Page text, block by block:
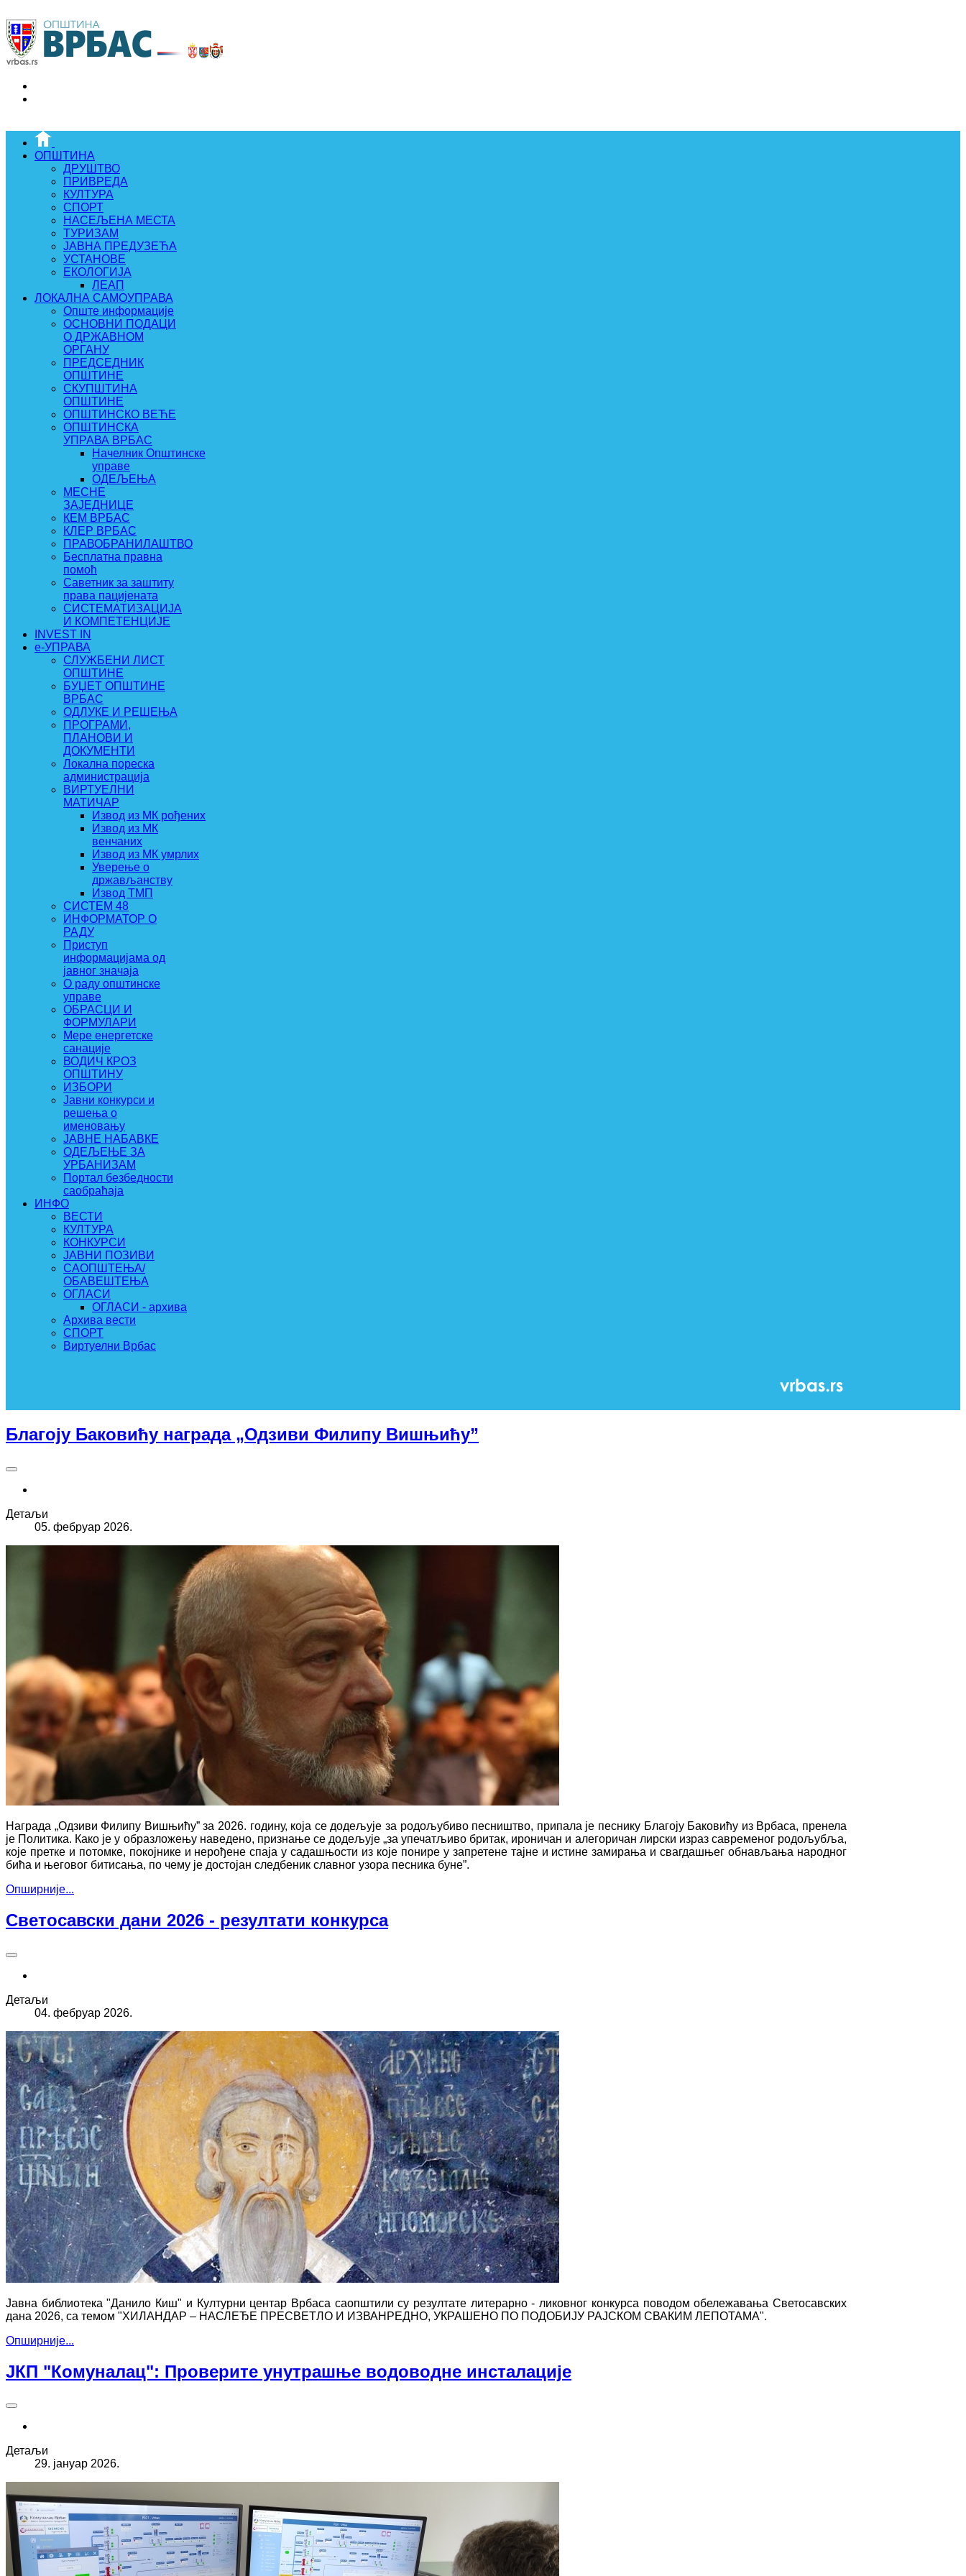
ОПШТИНА
ДРУШТВО
ПРИВРЕДА
КУЛТУРА
СПОРТ
НАСЕЉЕНА МЕСТА
ТУРИЗАМ
ЈАВНА ПРЕДУЗЕЋА
УСТАНОВЕ
ЕКОЛОГИЈА
ЛЕАП
ЛОКАЛНА САМОУПРАВА
Опште информације
ОСНОВНИ ПОДАЦИ
О ДРЖАВНОМ
ОРГАНУ
ПРЕДСЕДНИК
ОПШТИНЕ
СКУПШТИНА
ОПШТИНЕ
ОПШТИНСКО ВЕЋЕ
ОПШТИНСКА
УПРАВА ВРБАС
Начелник Општинске
управе
ОДЕЉЕЊА
МЕСНЕ
ЗАЈЕДНИЦЕ
КЕМ ВРБАС
КЛЕР ВРБАС
ПРАВОБРАНИЛАШТВО
Бесплатна правна
помоћ
Саветник за заштиту
права пацијената
СИСТЕМАТИЗАЦИЈА
И КОМПЕТЕНЦИЈЕ
INVEST IN
e-УПРАВА
СЛУЖБЕНИ ЛИСТ
ОПШТИНЕ
БУЏЕТ ОПШТИНЕ
ВРБАС
ОДЛУКЕ И РЕШЕЊА
ПРОГРАМИ,
ПЛАНОВИ И
ДОКУМЕНТИ
Локална пореска
администрација
ВИРТУЕЛНИ
МАТИЧАР
Извод из МК рођених
Извод из МК
венчаних
Извод из МК умрлих
Уверење о
држављанству
Извод ТМП
СИСТЕМ 48
ИНФОРМАТОР О
РАДУ
Приступ
информацијама од
јавног значаја
О раду општинске
управе
ОБРАСЦИ И
ФОРМУЛАРИ
Мере енергетске
санације
ВОДИЧ КРОЗ
ОПШТИНУ
ИЗБОРИ
Јавни конкурси и
решења о
именовању
ЈАВНЕ НАБАВКЕ
ОДЕЉЕЊЕ ЗА
УРБАНИЗАМ
Портал безбедности
саобраћаја
ИНФО
ВЕСТИ
КУЛТУРА
КОНКУРСИ
ЈАВНИ ПОЗИВИ
САОПШТЕЊА/
ОБАВЕШТЕЊА
ОГЛАСИ
ОГЛАСИ - архива
Архива вести
СПОРТ
Виртуелни Врбас
Благоју Баковићу награда „Одзиви Филипу Вишњићу”
Детаљи
05. фебруар 2026.
Награда „Одзиви Филипу Вишњићу” за 2026. годину, која се додељује за родољубиво песништво, припала је песнику Благоју Баковићу из Врбаса, пренела
је Политика. Како је у образложењу наведено, признање се додељује „за упечатљиво бритак, ироничан и алегоричан лирски израз савременог родољубља,
које претке и потомке, покојнике и нерођене спаја у садашњости из које понире у запретене тајне и истине замирања и свагдашњег обнављања народног
бића и његовог битисања, по чему је достојан следбеник славног узора песника буне”.
Опширније...
Светосавски дани 2026 - резултати конкурса
Детаљи
04. фебруар 2026.
Јавна библиотека "Данило Киш" и Културни центар Врбаса саопштили су резултате литерарно - ликовног конкурса поводом обележавања Светосавских
дана 2026, са темом "ХИЛАНДАР – НАСЛЕЂЕ ПРЕСВЕТЛО И ИЗВАНРЕДНО, УКРАШЕНО ПО ПОДОБИЈУ РАЈСКОМ СВАКИМ ЛЕПОТАМА".
Опширније...
ЈКП "Комуналац": Проверите унутрашње водоводне инсталације
Детаљи
29. јануар 2026.